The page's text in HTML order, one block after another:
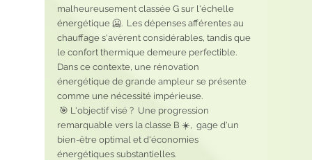
malheureusement classée G sur l'échelle
énergétique 🥶.  Les dépenses afférentes au
chauffage s'avèrent considérables, tandis que
le confort thermique demeure perfectible.
Dans ce contexte, une rénovation
énergétique de grande ampleur se présente
comme une nécessité impérieuse.
remarquable vers la classe B ☀️,  gage d'un
bien-être optimal et d'économies
énergétiques substantielles.